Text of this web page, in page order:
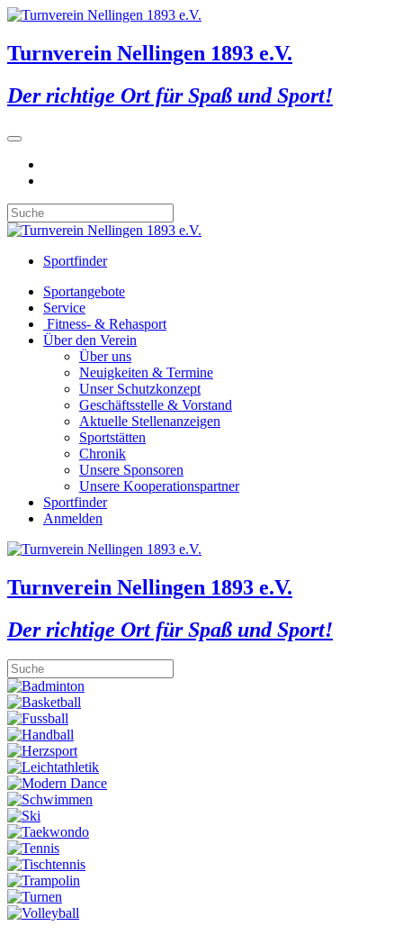
Turnverein Nellingen 1893 e.V.
Der richtige Ort für Spaß und Sport!
Sportfinder
Sportangebote
Service
Fitness- & Rehasport
Über den Verein
Über uns
Neuigkeiten & Termine
Unser Schutzkonzept
Geschäftsstelle & Vorstand
Aktuelle Stellenanzeigen
Sportstätten
Chronik
Unsere Sponsoren
Unsere Kooperationspartner
Sportfinder
Anmelden
Turnverein Nellingen 1893 e.V.
Der richtige Ort für Spaß und Sport!